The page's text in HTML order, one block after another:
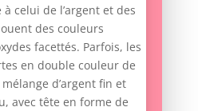
à celui de l’argent et des
des couleurs
facettés. Parfois, les
en double couleur de
d’argent fin et
avec tête en forme de